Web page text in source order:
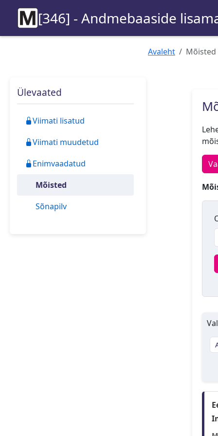
[346] - Andmebaaside
Avaleht Mõisted
Ülevaated
Viimati lisatud
Viimati muudetud
Enimvaadatud
Mõisted
Sõnapilv